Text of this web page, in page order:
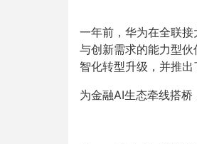
一年前，华为在全联
与创新需求的能力型
智化转型升级，并推出
为金融AI生态牵线搭桥